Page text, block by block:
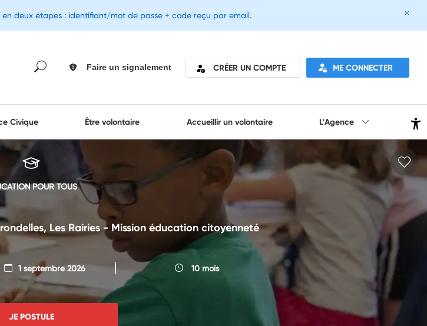
Faire un signalement CRÉER UN COMPTE ME CONNECTER
Civique Être volontaire Accueillir un volontaire L'Agence
POUR TOUS
Les Rairies - Mission éducation citoyenneté
1 septembre 2026 10 mois
JE POSTULE
en deux étapes : identifiant/mot de passe + code reçu par email.